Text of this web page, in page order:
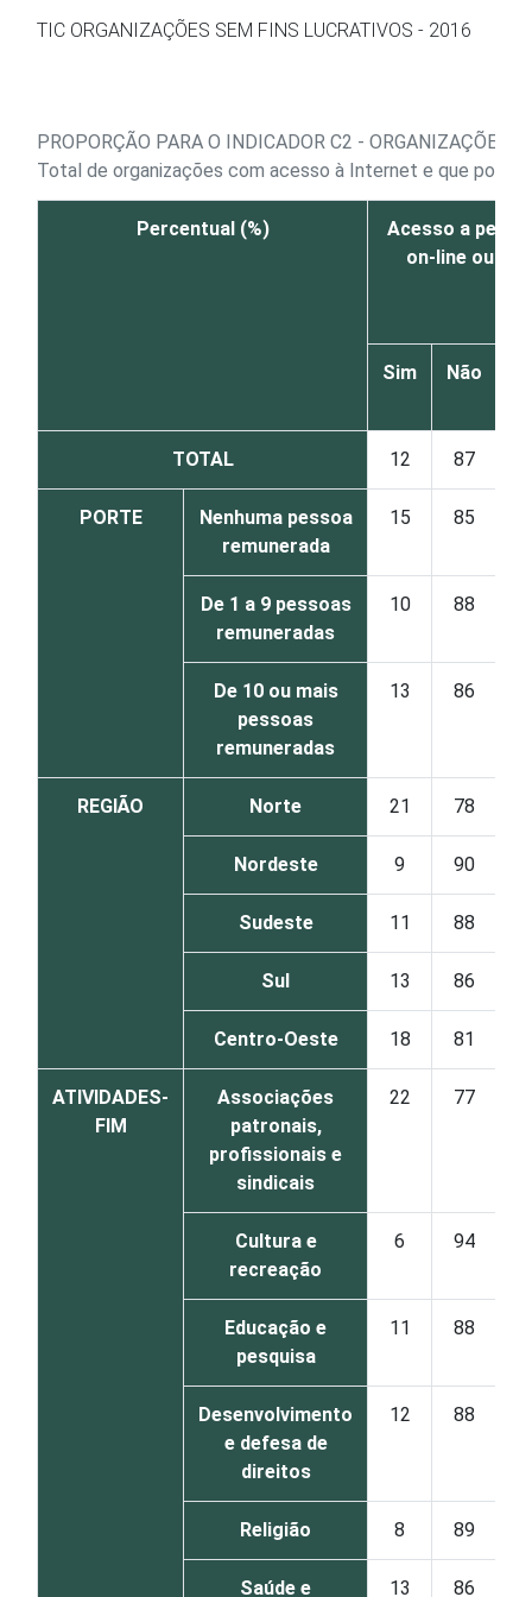
TIC ORGANIZAÇÕES SEM FINS LUCRATIVOS - 2016
PROPORÇÃO PARA O INDICADOR C2 - ORGANIZAÇÕES
Total de organizações com acesso à Internet e que
Percentual (%)
Acesso a
on-line ou
Sim Não
TOTAL 12 87
PORTE
Nenhuma pessoa
remunerada
15 85
De 1 a 9 pessoas
remuneradas
10 88
De 10 ou mais
pessoas
remuneradas
13 86
REGIÃO Norte 21 78
Nordeste 9 90
Sudeste 11 88
Sul 13 86
Centro-Oeste 18 81
ATIVIDADES-
FIM
Associações
patronais,
profissionais e
sindicais
22 77
Cultura e
recreação
6 94
Educação e
pesquisa
11 88
Desenvolvimento
e defesa de
direitos
12 88
Religião 8 89
Saúde e 13 86